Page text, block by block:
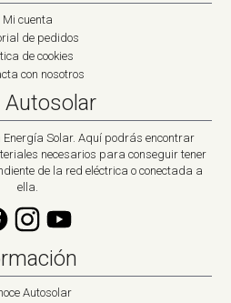
Mi cuenta
de pedidos
de cookies
con nosotros
Autosolar
Solar. Aquí podrás encontrar
necesarios para conseguir tener
de la red eléctrica o conectada a
ella.
Autosolar